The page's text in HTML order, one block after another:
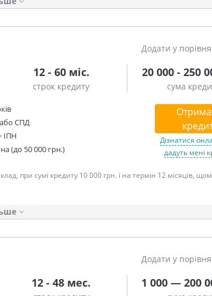
Додати у
12 - 60 міс.
строк кредиту
20 000 - 250
сума
СПД
ІПН
(до 50 000 грн.)
Дізнатися
дадуть мені
при сумі кредиту 10 000 грн. і на термін 12 місяців,
Додати у
12 - 48 мес. 1 000 — 200